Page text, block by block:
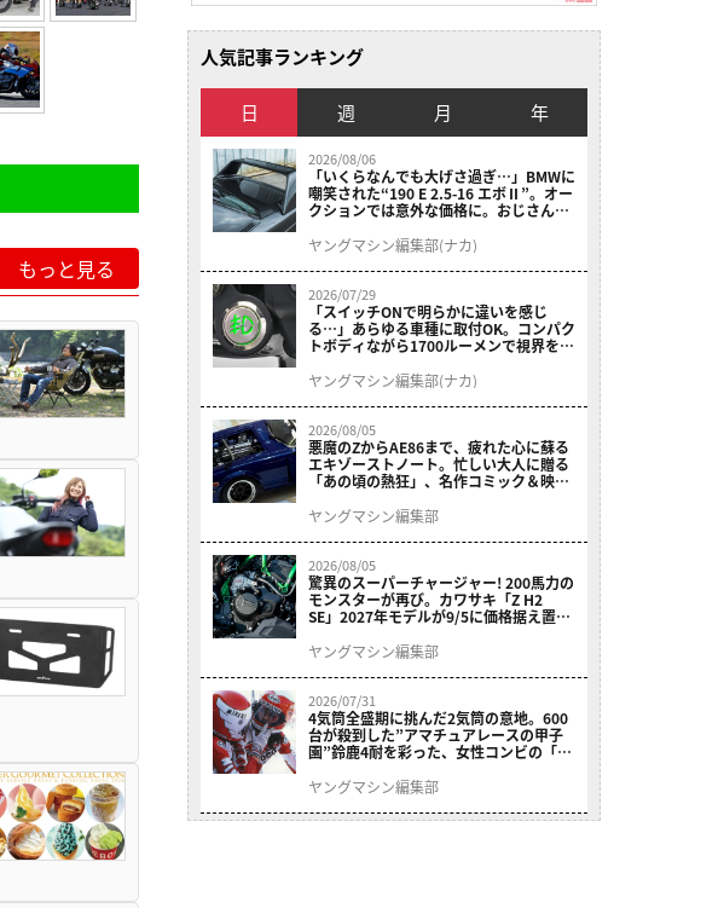
もっと見る
人気記事ランキング
日 週 月 年
2026/08/06
「いくらなんでも大げさ過ぎ…」BMWに
嘲笑された“190 E 2.5-16 エボⅡ”。オー
クションでは意外な価格に。おじさん達
ヤングマシン編集部(ナカ)
2026/07/29
「スイッチONで明らかに違いを感じ
る…」あらゆる車種に取付OK。コンパク
トボディながら1700ルーメンで視界を確
ニット プレシャスレイ スモール］
ヤングマシン編集部(ナカ)
2026/08/05
悪魔のZからAE86まで、疲れた心に蘇る
エキゾーストノート。忙しい大人に贈る
「あの頃の熱狂」、名作コミック＆映画
結！
ヤングマシン編集部
2026/08/05
驚異のスーパーチャージャー! 200馬力の
モンスターが再び。カワサキ「Z H2
SE」2027年モデルが9/5に価格据え置き
ヤングマシン編集部
2026/07/31
4気筒全盛期に挑んだ2気筒の意地。600
台が殺到した”アマチュアレースの甲子
園”鈴鹿4耐を彩った、女性コンビの「ス
ヤングマシン編集部